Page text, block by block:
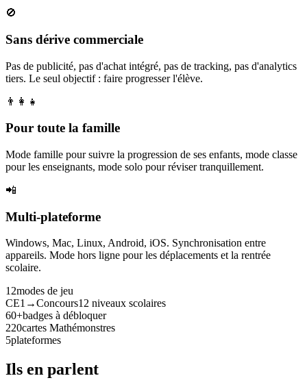
🚫
Sans dérive commerciale
Pas de publicité, pas d'achat intégré, pas de tracking, pas d'analytics
tiers. Le seul objectif : faire progresser l'élève.
👨‍👩‍👧
Pour toute la famille
Mode famille pour suivre la progression de ses enfants, mode classe
pour les enseignants, mode solo pour réviser tranquillement.
📲
Multi-plateforme
Windows, Mac, Linux, Android, iOS. Synchronisation entre
appareils. Mode hors ligne pour les déplacements et la rentrée
scolaire.
12modes de jeu
CE1→Concours12 niveaux scolaires
60+badges à débloquer
220cartes Mathémonstres
5plateformes
Ils en parlent